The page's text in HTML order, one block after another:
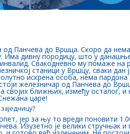
Панчева до Вршца. Скоро да нема
Има дивну породицу, што у
Свакодневно му помаже
станици у Вршцу, сваки
искрена особа, нема
железничар од Панчева до
ближњих, између осталог, и
царе!
јер за њу то вреди поновити
Изузетно је велики стручњак